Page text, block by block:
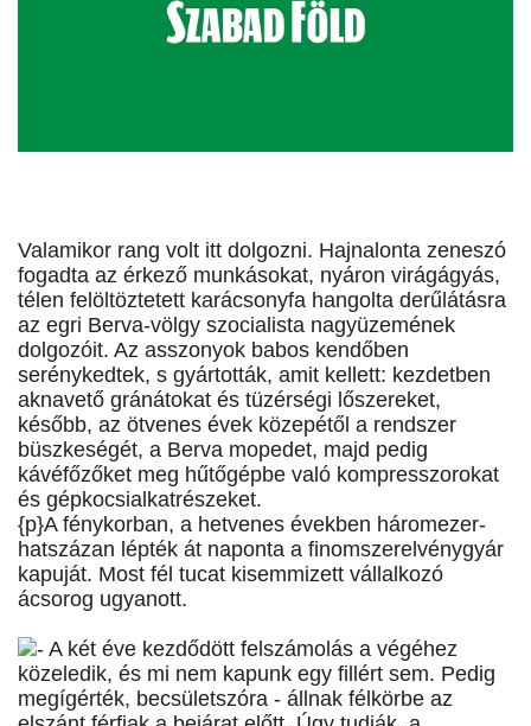
Valamikor rang volt itt dolgozni. Hajnalonta zeneszó
fogadta az érkező munkásokat, nyáron virágágyás,
télen felöltöztetett karácsonyfa hangolta derűlátásra
az egri Berva-völgy szocialista nagyüzemének
dolgozóit. Az asszonyok babos kendőben
serénykedtek, s gyártották, amit kellett: kezdetben
aknavető gránátokat és tüzérségi lőszereket,
később, az ötvenes évek közepétől a rendszer
büszkeségét, a Berva mopedet, majd pedig
kávéfőzőket meg hűtőgépbe való kompresszorokat
és gépkocsialkatrészeket.
{p}A fénykorban, a hetvenes években háromezer-
hatszázan lépték át naponta a finomszerelvénygyár
kapuját. Most fél tucat kisemmizett vállalkozó
ácsorog ugyanott.
- A két éve kezdődött felszámolás a végéhez
közeledik, és mi nem kapunk egy fillért sem. Pedig
megígérték, becsületszóra - állnak félkörbe az